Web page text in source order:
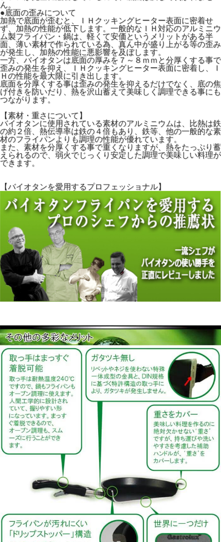
ん。
●底面の歪みについて
加熱で底面が歪むと、ＩＨクッキングヒーター表面に密着せ
ず、加熱の性能が低下します。一般的なＩＨ対応のアルミニウ
ム製フライパン・鍋は、軽くて安価というメリットがある半
面、薄い素材で作られている為、真ん中が盛り上がる等の歪み
が発生し、加熱の性能に悪影響を及ぼします。
一方、バイオタンは底面の厚みを７～８ｍｍと分厚くする事で
歪みの発生を抑え、ＩＨクッキングヒーター表面に密着し、Ｉ
Ｈの性能を最大限に引き出します。
底面を分厚くする事は歪みの発生を抑えるだけでなく、底の焦
げ付きを防いだり、熱を沢山蓄えて美味しく調理できる事にも
つながります。
【素材・重さについて】
バイオタンに使用されている素材のアルミニウムは、比熱は鉄
の約２倍、熱伝導率は鉄の４倍もあり、鉄等、他の一般的な素
材のフライパンよりも調理の性能が優れています。
また、素材を分厚くする事で重くなりますが、熱をたっぷり蓄
えられるので、弱火でじっくり安定した調理で美味しい料理が
できます。
【バイオタンを愛用するプロフェッショナル】